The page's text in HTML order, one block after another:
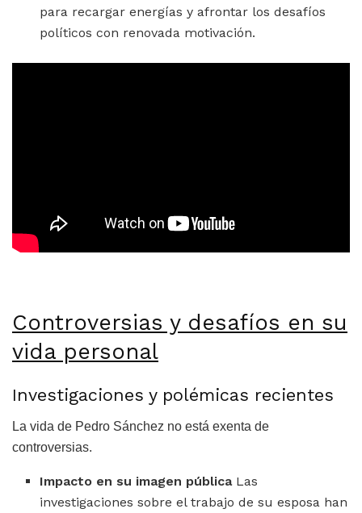
para recargar energías y afrontar los desafíos
políticos con renovada motivación.
Controversias y desafíos en su
vida personal
Investigaciones y polémicas recientes
La vida de Pedro Sánchez no está exenta de
controversias.
Impacto en su imagen públicaLas
investigaciones sobre el trabajo de su esposa han